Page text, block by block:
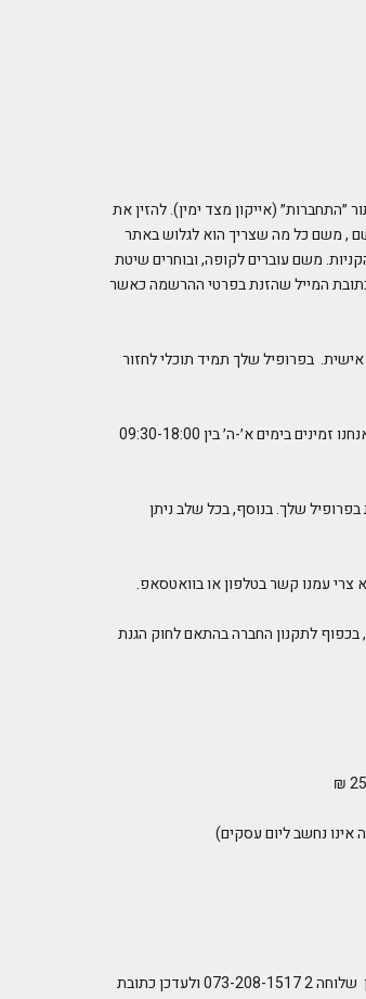
(אייקון מצד ימין). להזין את
, משם כל מה שצריך הוא לגלוש באתר
משם עוברים לקופה, ובוחרים שיטת
המייל שהזנת בפרטי ההרשמה כאשר
בפרופיל שלך תמיד תוכלי לחזור
בהחלט! ניתן להיעזר בשירות הלקוחות שלנו שישמח לסייע לך בביצוע ההזמנה. אנחנו זמינים בימים א׳-ה׳ בין 09:30-18:00
שלך. בנוסף, בכל שלב ניתן
צרי עמנו קשר בטלפון או בוואטסאפ.
ביטול הזמנה נעשה ע"י יצירת קשר עם שירות לקוח לא עזב את 054-7911197 , בכפוף לתקנון החברה בהתאם לחוק הגנת
ניתן, כל עוד המשלוח לא עזב את המחסן, יש להתקשר לשירות הלקוחות בטלפון שלוחה 2 073-208-1517 ולעדכן כתובת